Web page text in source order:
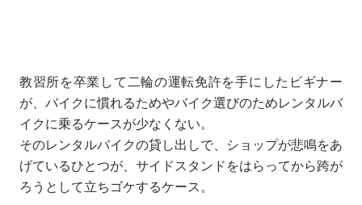
教習所を卒業して二輪の運転免許を手にしたビギナー
が、バイクに慣れるためやバイク選びのためレンタルバ
イクに乗るケースが少なくない。
そのレンタルバイクの貸し出しで、ショップが悲鳴をあ
げているひとつが、サイドスタンドをはらってから跨が
ろうとして立ちゴケするケース。